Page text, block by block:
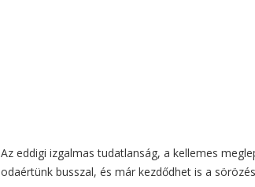
Az eddigi izgalmas tudatlanság, a kellemes
odaértünk busszal, és már kezdődhet is a